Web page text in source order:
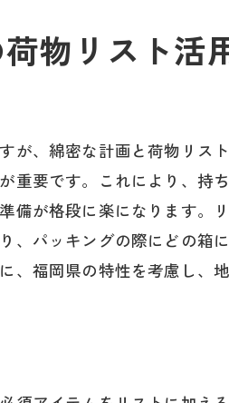
スムーズな荷物搬入のため
トラブルを防ぐための注意点
越し当日に役立つアイテム
行うべき荷物の最終チェック
越し当日における荷物管理法
ムーズにするための荷物リ
足なく揃える荷物リストの
にするためのチェックリスト
必要な荷物リストのポイント
物リスト活
が、綿密な計画と荷物リス
重要です。これにより、持
備が格段に楽になります。
、パッキングの際にどの箱
、福岡県の特性を考慮し、